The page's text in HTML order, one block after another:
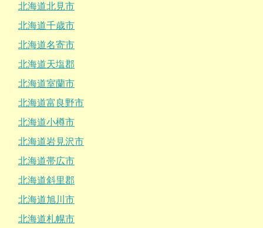
北海道北見市
北海道千歳市
北海道名寄市
北海道天塩郡
北海道室蘭市
北海道富良野市
北海道小樽市
北海道岩見沢市
北海道帯広市
北海道斜里郡
北海道旭川市
北海道札幌市